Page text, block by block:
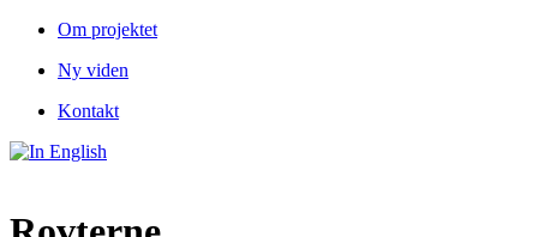
Om projektet
Ny viden
Kontakt